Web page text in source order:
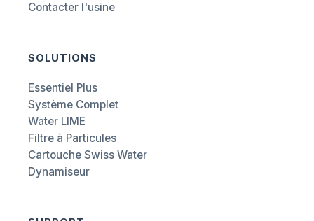
Contacter l'usine
SOLUTIONS
Essentiel Plus
Système Complet
Water LIME
Filtre à Particules
Cartouche Swiss Water
Dynamiseur